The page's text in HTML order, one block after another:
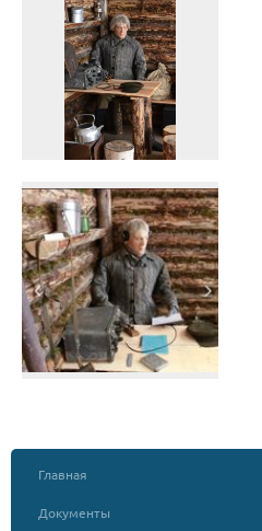
Главная
Документы